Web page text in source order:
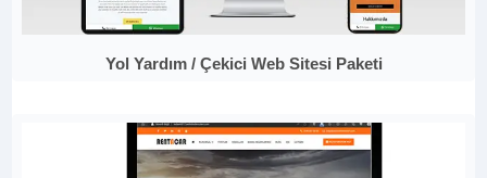
Yol Yardım / Çekici Web Sitesi Paketi